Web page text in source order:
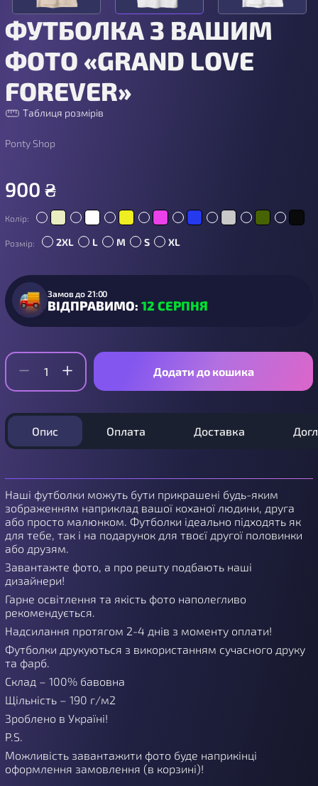
ФУТБОЛКА З ВАШИМ
ФОТО «GRAND LOVE
FOREVER»
Таблиця розмірів
Ponty Shop
900 ₴
Колір:
Розмір: 2XL L M S XL
Замов до 21:00
ВІДПРАВИМО: 12 СЕРПНЯ
Додати до кошика
Опис Оплата Доставка
Наші футболки можуть бути прикрашені будь-яким
зображенням наприклад вашої коханої людини, друга
або просто малюнком. Футболки ідеально підходять як
для тебе, так і на подарунок для твоєї другої половинки
або друзям.
Завантажте фото, а про решту подбають наші
дизайнери!
Гарне освітлення та якість фото наполегливо
рекомендується.
Надсилання протягом 2-4 днів з моменту оплати!
Футболки друкуються з використанням сучасного друку
та фарб.
Склад – 100% бавовна
Щільність – 190 г/м2
Зроблено в Україні!
P.S.
Можливість завантажити фото буде наприкінці
оформлення замовлення (в корзині)!